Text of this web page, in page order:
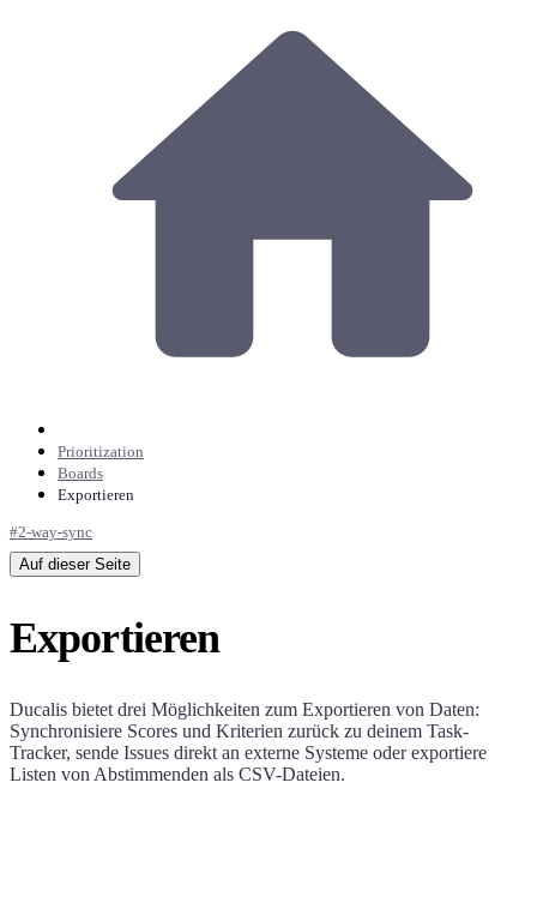
Prioritization
Boards
Exportieren
#2-way-sync
Auf dieser Seite
Exportieren
Ducalis bietet drei Möglichkeiten zum Exportieren von Daten:
Synchronisiere Scores und Kriterien zurück zu deinem Task-
Tracker, sende Issues direkt an externe Systeme oder exportiere
Listen von Abstimmenden als CSV-Dateien.